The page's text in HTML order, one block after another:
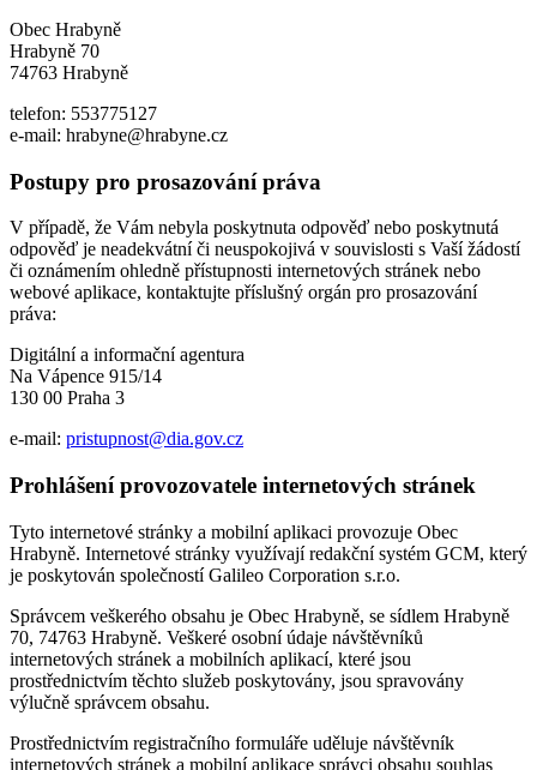
Obec Hrabyně
Hrabyně 70
74763 Hrabyně
telefon: 553775127
e-mail: hrabyne@hrabyne.cz
Postupy pro prosazování práva
V případě, že Vám nebyla poskytnuta odpověď nebo poskytnutá
odpověď je neadekvátní či neuspokojivá v souvislosti s Vaší žádostí
či oznámením ohledně přístupnosti internetových stránek nebo
webové aplikace, kontaktujte příslušný orgán pro prosazování
práva:
Digitální a informační agentura
Na Vápence 915/14
130 00 Praha 3
e-mail: pristupnost@dia.gov.cz
Prohlášení provozovatele internetových stránek
Tyto internetové stránky a mobilní aplikaci provozuje Obec
Hrabyně. Internetové stránky využívají redakční systém GCM, který
je poskytován společností Galileo Corporation s.r.o.
Správcem veškerého obsahu je Obec Hrabyně, se sídlem Hrabyně
70, 74763 Hrabyně. Veškeré osobní údaje návštěvníků
internetových stránek a mobilních aplikací, které jsou
prostřednictvím těchto služeb poskytovány, jsou spravovány
výlučně správcem obsahu.
Prostřednictvím registračního formuláře uděluje návštěvník
internetových stránek a mobilní aplikace správci obsahu souhlas